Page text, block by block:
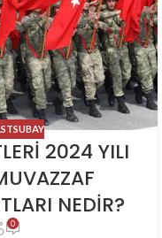
2024 YILI
NEDİR?
0